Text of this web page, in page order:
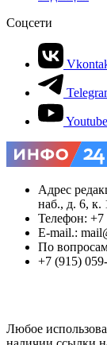
Соцсети
Youtube
Адрес
наб., д. 6, к.
Телефон: +7
E-mail.:
По
+7 (915)
Любое